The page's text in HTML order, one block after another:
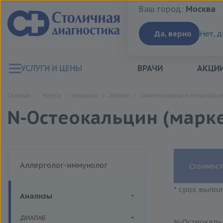
Ваш город:Москва
Ваш город: Москва
Да, верно Нет,
УСЛУГИ И ЦЕНЫ ВРАЧИ
N-Остеокальцин
Аллерголог-иммунолог
Анализы
ДИАЛАБ
* срок